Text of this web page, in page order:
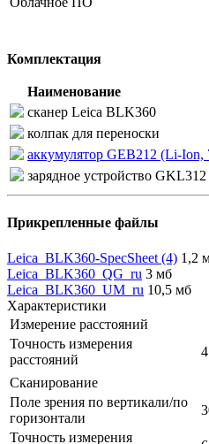
Комплектация
Наименование
сканер Leica BLK360
колпак для переноски
аккумулятор GEB212 (Li-
зарядное устройство GKL312
Прикрепленные файлы
Leica_BLK360-SpecSheet (4) 1,2
Leica_BLK360_QG_ru 3 мб
Leica_BLK360_UM_ru 10,5 мб
Характеристики
Измерение расстояний
Точность измерения
расстояний
Сканирование
Поле зрения по вертикали/по
горизонтали
Точность измерения